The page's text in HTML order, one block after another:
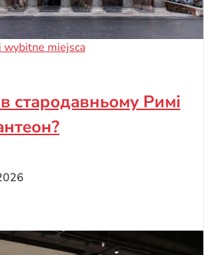
wybitne miejsca
стародавньому Римі